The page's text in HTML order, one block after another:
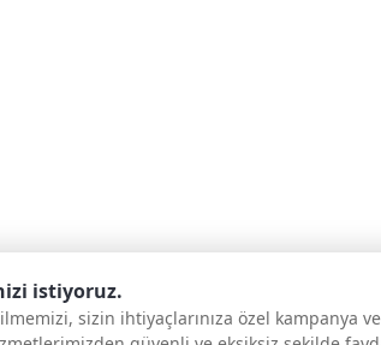
istiyoruz.
sizin ihtiyaçlarınıza özel kampanya